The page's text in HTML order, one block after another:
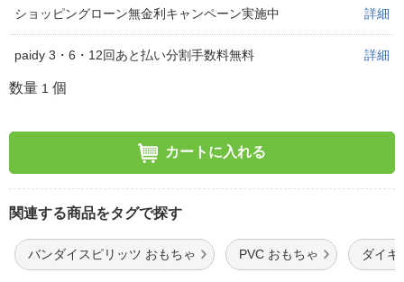
ショッピングローン無金利キャンペーン実施中 詳細
paidy 3・6・12回あと払い分割手数料無料 詳細
数量 1 個
カートに入れる
関連する商品をタグで探す
バンダイスピリッツ おもちゃ PVC おもちゃ ダイキ